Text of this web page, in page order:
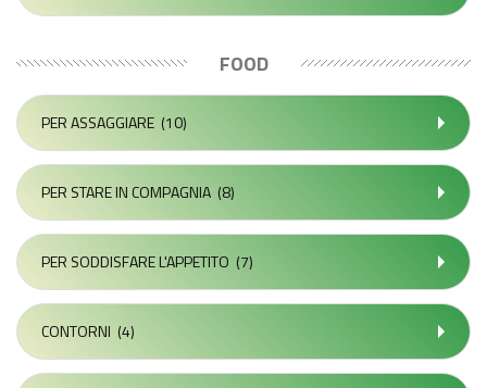
FOOD
PER ASSAGGIARE (10)
PER STARE IN COMPAGNIA (8)
PER SODDISFARE L'APPETITO (7)
CONTORNI (4)